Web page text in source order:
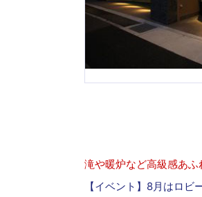
滝や暖炉など高級感あ
【イベント】8月はロ